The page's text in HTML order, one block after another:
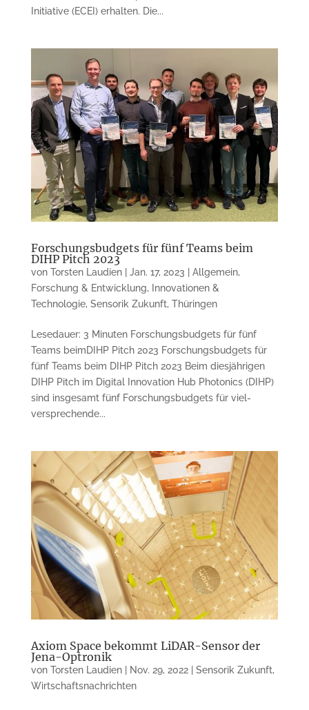
Initiative (ECEI) erhalten. Die...
Forschungsbudgets für fünf Teams beim
DIHP Pitch 2023
von Torsten Laudien| Jan. 17, 2023 Allgemein,
Forschung & Entwicklung,
Innovationen &
Technologie, Sensorik Zukunft, Thüringen
Lesedauer: 3 Minuten Forschungsbudgets für fünf
Teams beimDIHP Pitch 2023 Forschungsbudgets für
fünf Teams beim DIHP Pitch 2023 Beim diesjährigen
DIHP Pitch im Digital Innovation Hub Photonics (DIHP)
sind insgesamt fünf Forschungsbudgets für viel­
versprechende...
Axiom Space bekommt LiDAR-Sensor der
Jena-Optronik
von Torsten Laudien| Nov. 29, 2022| Sensorik Zukunft,
Wirtschaftsnachrichten